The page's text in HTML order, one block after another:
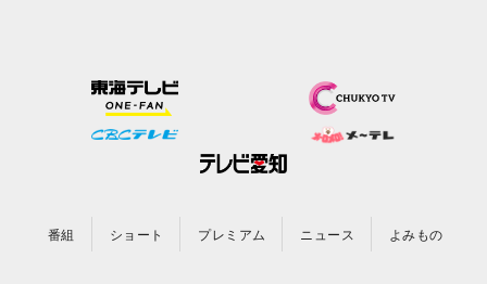
番組 ショート プレミアム ニュース よみもの